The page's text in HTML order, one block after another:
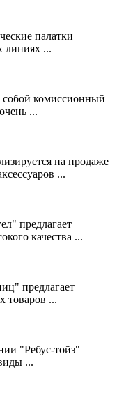
палатки
линиях ...
собой комиссионный
...
на продаже
...
предлагает
качества ...
предлагает
товаров ...
"Ребус-тойз"
...